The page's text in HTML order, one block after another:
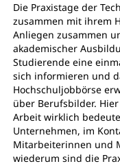
Die Praxistage der
zusammen mit ihrem
Anliegen zusammen
akademischer
Studierende eine
sich informieren und
Hochschuljobbörse
über Berufsbilder.
Arbeit wirklich
Unternehmen, im
Mitarbeiterinnen und
wiederum sind die